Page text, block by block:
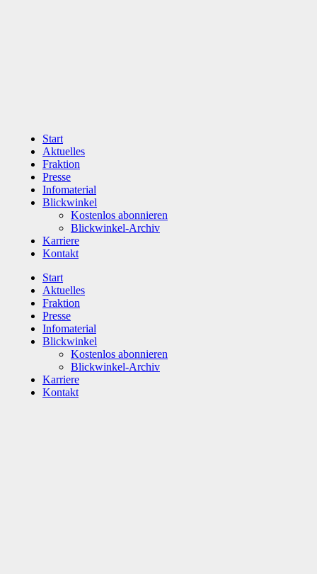
Start
Aktuelles
Fraktion
Presse
Infomaterial
Blickwinkel
Kostenlos abonnieren
Blickwinkel-Archiv
Karriere
Kontakt
Start
Aktuelles
Fraktion
Presse
Infomaterial
Blickwinkel
Kostenlos abonnieren
Blickwinkel-Archiv
Karriere
Kontakt